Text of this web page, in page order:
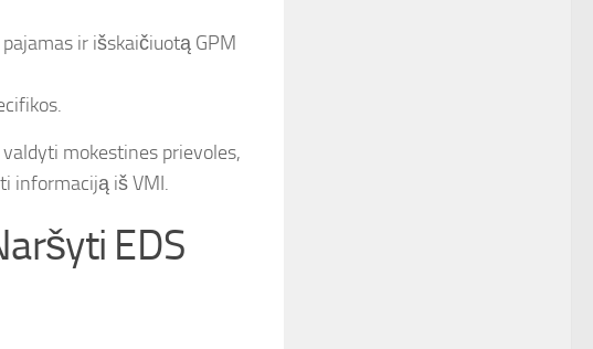
ir išskaičiuotą GPM
mokestines prievoles,
informaciją iš VMI.
EDS